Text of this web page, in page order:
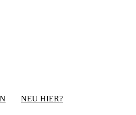
NEU HIER?